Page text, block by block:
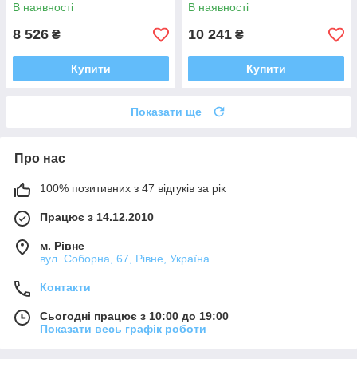
В наявності
8 526 ₴
Купити
В наявності
10 241 ₴
Купити
Показати ще
Про нас
100% позитивних з 47 відгуків за рік
Працює з 14.12.2010
м. Рівне
вул. Соборна, 67, Рівне, Україна
Контакти
Сьогодні працює з 10:00 до 19:00
Показати весь графік роботи